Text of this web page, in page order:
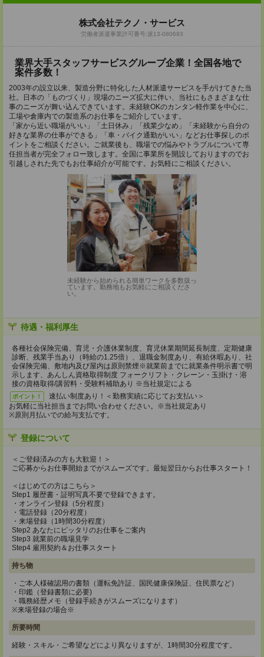
株式会社テクノ・サービス
労働者派遣事業許可番号:派13-080693
業界大手スタッフサービスグループ企業！全国各地で
案件多数！
2003年の設立以来、製造分野に特化した人材派遣サービスを手がけてきた当
社。日本の「ものづくり」現場のニーズ拡大に伴い、当社にもさまざまな仕
事のニーズが舞い込んできています。未経験OKのカンタン軽作業を中心に、
工場や倉庫内での製造系のお仕事をご紹介しています。
「家から近い職場がいい」「土日休み」「残業少なめ」「未経験から自分の
好きな業界の仕事ができる」「車・バイク通勤がいい」などお仕事探しのポ
イントをご相談ください。ご就業後も、職場での悩みやトラブルについて専
任担当者が完全フォロー致します。全国に事業所を開設しておりますのでお
引越しされた先でもお仕事紹介が可能です。お気軽にご相談ください。
未経験から始められる簡単ワークを多数扱っ
ています。勤務地もお気軽にご相談くださ
い。
待遇・福利厚生
各種社会保険完備、育児・介護休業制度、育児休業期間延長制度、定期健康
診断、残業手当あり（時給の1.25倍）、退職金制度あり、有給休暇あり、社
会保険完備、敷地内及び屋内は原則禁煙※就業前までに就業条件明示書で明
示します、あんしん資格取得制度 フォークリフト・クレーン・玉掛け・溶
接の資格取得/講習料・受験料補助あり ※当社規定による
ポイント！
速払い制度あり！＜勤務実績に応じてお支払い＞
お気軽に当社担当までお問い合わせください。※当社規定あり
※原則月払いでの給与支払です。
登録について
＜ご登録済みの方も大歓迎！＞
ご応募からお仕事開始までがスムーズです。最短翌日からお仕事スタート！
＜はじめての方はこちら＞
Step1 履歴書・証明写真不要で登録できます。
・オンライン登録（5分程度）
・電話登録（20分程度）
・来場登録（1時間30分程度）
Step2 あなたにピッタリのお仕事をご案内
Step3 就業前の職場見学
Step4 雇用契約＆お仕事スタート
持ち物
・ご本人様確認用の書類（運転免許証、国民健康保険証、住民票など）
・印鑑（登録書類に必要)
・職務経歴メモ（登録手続きがスムーズになります）
※来場登録の場合※
所要時間
経験・スキル・ご希望などにより異なりますが、1時間30分程度です。